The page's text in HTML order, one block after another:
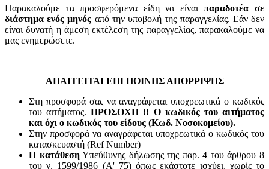
Παρακαλούμε τα προσφερόμενα είδη να είναιπαραδοτέα σε
διάστημα ενός μηνός από την υποβολή της παραγγελίας. Εάν δεν
είναι δυνατή η άμεση εκτέλεση της παραγγελίας, παρακαλούμε να
μας ενημερώσετε.
ΑΠΑΙΤΕΙΤΑΙ ΕΠΙ ΠΟΙΝΗΣ ΑΠΟΡΡΙΨΗΣ
Στη προσφορά σας να αναγράφεται υποχρεωτικά ο κωδικός
του αιτήματος.ΠΡΟΣΟΧΗ !! Ο κωδικός του αιτήματος
και όχι ο κωδικός του είδους (Κωδ. Νοσοκομείου).
Στην προσφορά να αναγράφεται υποχρεωτικά ο κωδικός του
κατασκευαστή (Ref Number)
Η κατάθεσηΥπεύθυνης δήλωσης της παρ. 4 του άρθρου 8
του ν. 1599/1986 (Α' 75) όπως εκάστοτε ισχύει, χωρίς το